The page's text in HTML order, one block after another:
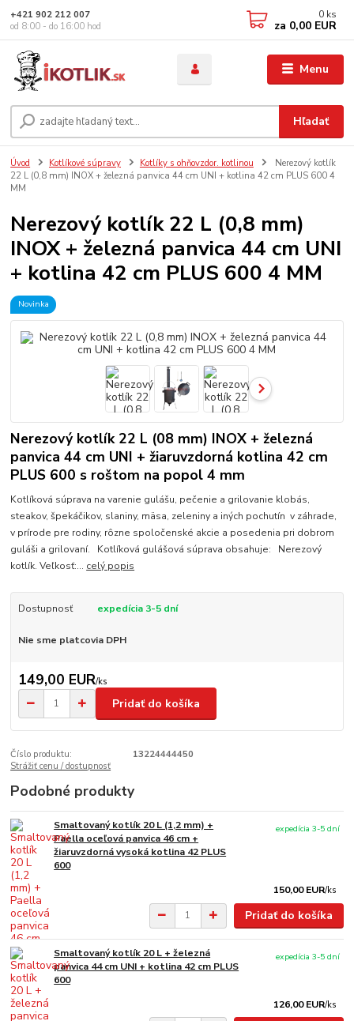
Menu
Hľadať
+421 902 212 007
od 8:00 - do 16:00 hod
0 ks
za 0,00 EUR
Úvod Kotlíkové súpravy Kotlíky s ohňovzdor. kotlinou
Nerezový kotlík
22 L (0,8 mm) INOX + železná panvica 44 cm UNI + kotlina 42 cm PLUS 600 4
MM
Nerezový kotlík 22 L (0,8 mm)
INOX + železná panvica 44 cm UNI
+ kotlina 42 cm PLUS 600 4 MM
Novinka
Nerezový kotlík 22 L (08 mm) INOX + železná
panvica 44 cm UNI + žiaruvzdorná kotlina 42 cm
PLUS 600 s roštom na popol 4 mm
Kotlíková súprava na varenie gulášu, pečenie a grilovanie klobás,
steakov, špekáčikov, slaniny, mäsa, zeleniny a iných pochutín v záhrade,
v prírode pre rodiny, rôzne spoločenské akcie a posedenia pri dobrom
guláši a grilovaní. Kotlíková gulášová súprava obsahuje: Nerezový
kotlík. Veľkosť:... celý popis
Dostupnosť expedícia 3-5 dní
Nie sme platcovia DPH
149,00 EUR/ks
Pridať do košíka
Číslo produktu:
13224444450
Strážiť cenu / dostupnosť
Podobné produkty
Smaltovaný kotlík 20 L (1,2 mm) +
Paella oceľová panvica 46 cm +
žiaruvzdorná vysoká kotlina 42 PLUS
600
150,00 EUR/ks
expedícia 3-5 dní
Pridať do košíka
Smaltovaný kotlík 20 L + železná
panvica 44 cm UNI + kotlina 42 cm PLUS
600
126,00 EUR/ks
expedícia 3-5 dní